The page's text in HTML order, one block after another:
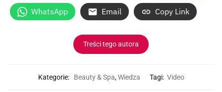
WhatsApp Email Copy Link
Treści tego autora
Kategorie: Beauty & Spa,Wiedza Tagi: Video